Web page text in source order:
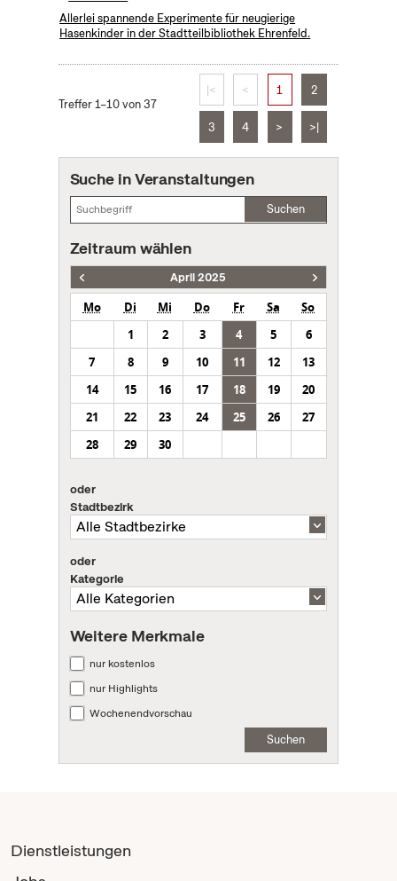
Allerlei spannende Experimente für neugierige
Hasenkinder in der Stadtteilbibliothek Ehrenfeld.
Treffer 1–10 von 37
|< < 1 2
3 4 > >|
Suche in Veranstaltungen
Suchen
Zeitraum wählen
April 2025
Mo Di Mi Do Fr Sa
So
1
2 3 4 5
6
7
8 9 10 11 12
13
14
15 16 17 18 19
20
21
22 23 24 25 26
27
28
29 30
oder
Stadtbezirk
oder
Kategorie
Weitere Merkmale
nur kostenlos
nur Highlights
Wochenendvorschau
Suchen
Dienstleistungen